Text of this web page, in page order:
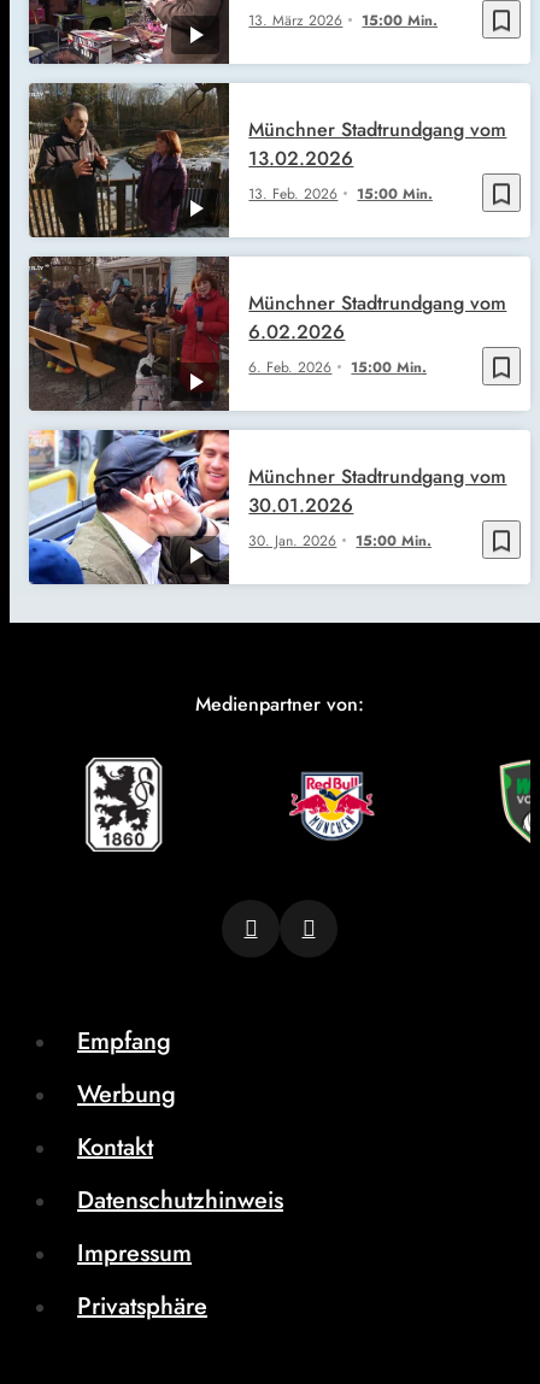
bookmark_border
13. März 2026 15:00 Min.
bookmark_border
13. Feb. 2026 15:00 Min.
Münchner Stadtrundgang vom
13.02.2026
bookmark_border
6. Feb. 2026 15:00 Min.
Münchner Stadtrundgang vom
6.02.2026
bookmark_border
30. Jan. 2026 15:00 Min.
Münchner Stadtrundgang vom
30.01.2026
Medienpartner von:
Empfang
Werbung
Kontakt
Datenschutzhinweis
Impressum
Privatsphäre